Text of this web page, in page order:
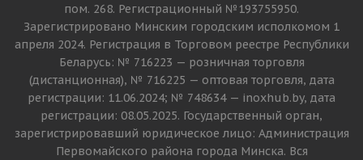
пом. 268. Регистрационный №193755950.
Зарегистрировано Минским городским исполкомом 1
апреля 2024. Регистрация в Торговом реестре Республики
Беларусь: № 716223 — розничная торговля
(дистанционная), № 716225 — оптовая торговля, дата
регистрации: 11.06.2024; № 748634 — inoxhub.by, дата
регистрации: 08.05.2025. Государственный орган,
зарегистрировавший юридическое лицо: Администрация
Первомайского района города Минска. Вся